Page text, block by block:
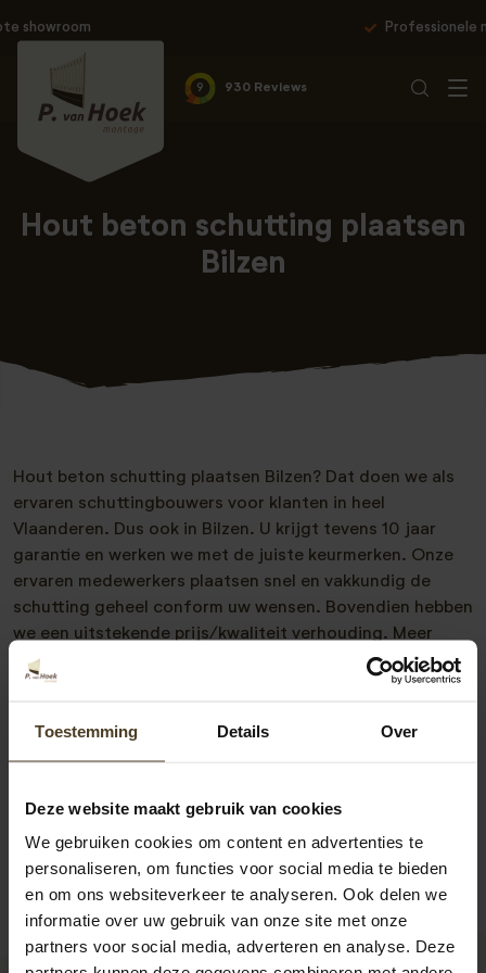
Toestemming Details Over
Deze website maakt gebruik van cookies
We gebruiken cookies om content en advertenties te
personaliseren, om functies voor social media te bieden
en om ons websiteverkeer te analyseren. Ook delen we
informatie over uw gebruik van onze site met onze
partners voor social media, adverteren en analyse. Deze
Professionele montage & 10 jaar garantie
9 930 Reviews
Hout beton schutting plaatsen
Bilzen
Hout beton schutting plaatsen Bilzen? Dat doen we als
ervaren schuttingbouwers voor klanten in heel
Vlaanderen. Dus ook in Bilzen. U krijgt tevens 10 jaar
garantie en werken we met de juiste keurmerken. Onze
ervaren medewerkers plaatsen snel en vakkundig de
schutting geheel conform uw wensen. Bovendien hebben
we een uitstekende prijs/kwaliteit verhouding. Meer
weten of vrijblijvend advies nodig? Neem vrijblijvend met
ons contact op. Telefonisch zijn we te bereiken op00-
Ook kunt u direct een
offerte schutting plaatsen
aanvragen. We helpen u graag! “